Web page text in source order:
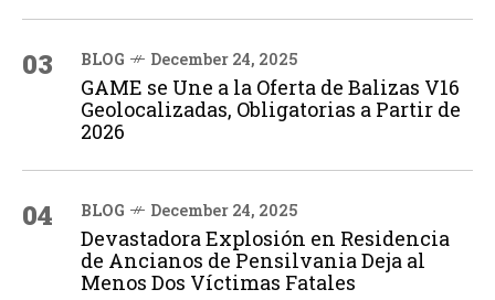
03 BLOG December 24, 2025
GAME se Une a la Oferta de Balizas V16
Geolocalizadas, Obligatorias a Partir de
2026
04 BLOG December 24, 2025
Devastadora Explosión en Residencia
de Ancianos de Pensilvania Deja al
Menos Dos Víctimas Fatales